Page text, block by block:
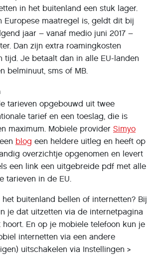
in het buitenland een stuk lager.
Europese maatregel is, geldt dit bij
jaar – vanaf medio juni 2017 –
Dan zijn extra roamingkosten
tijd. Je betaalt dan in alle EU-landen
belminuut, sms of MB.
tarieven opgebouwd uit twee
tarief en een toeslag, die is
maximum. Mobiele provider Simyo
blog een heldere uitleg en heeft op
overzichtje opgenomen en levert
een link een uitgebreide pdf met alle
tarieven in de EU.
buitenland bellen of internetten? Bij
je dat uitzetten via de internetpagina
En op je mobiele telefoon kun je
internetten via een andere
uitschakelen via Instellingen >